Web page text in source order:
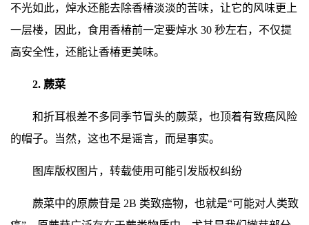
不光如此，焯水还能去除香椿淡淡的苦味，让它的风味更上
一层楼，因此，食用香椿前一定要焯水 30 秒左右，不仅提
高安全性，还能让香椿更美味。
2. 蕨菜
和折耳根差不多同季节冒头的蕨菜，也顶着有致癌风险
的帽子。当然，这也不是谣言，而是事实。
图库版权图片，转载使用可能引发版权纠纷
蕨菜中的原蕨苷是 2B 类致癌物，也就是“可能对人类致